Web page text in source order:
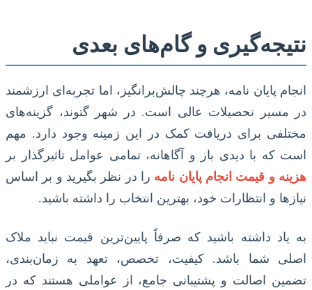
نتیجه‌گیری و گام‌های بعدی
انجام پایان نامه، هرچند چالش‌برانگیز، اما تجربه‌ای ارزشمند
در مسیر تحصیلات عالی است. در شهر گتوند، گزینه‌های
مختلفی برای دریافت کمک در این زمینه وجود دارد. مهم
است که با دیدی باز و آگاهانه، تمامی عوامل تاثیرگذار بر
هزینه و قیمت انجام پایان نامه را در نظر بگیرید و بر اساس
نیازها و انتظارات خود، بهترین انتخاب را داشته باشید.
به یاد داشته باشید که صرفاً پایین‌ترین قیمت نباید ملاک
اصلی شما باشد. کیفیت، تخصص، تعهد به زمان‌بندی،
تضمین اصالت و پشتیبانی جامع، از عواملی هستند که در